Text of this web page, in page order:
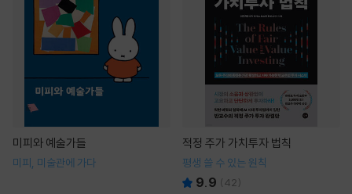
미피와 예술가들
미피, 미술관에 가다
적정 주가 가치투자 법칙
평생 쓸 수 있는 원칙
9.9 (42)